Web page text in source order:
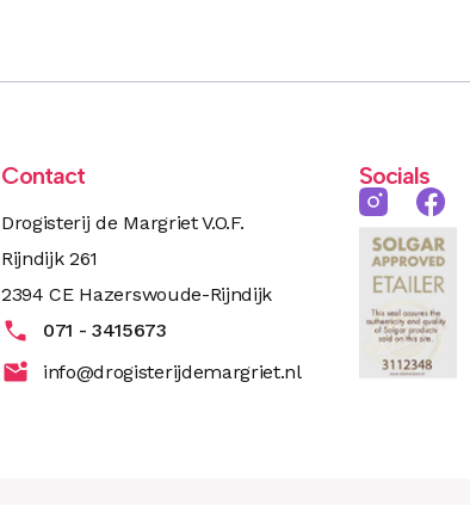
Contact
Drogisterij de Margriet V.O.F.
Rijndijk 261
2394 CE Hazerswoude-Rijndijk
071 - 3415673
info@drogisterijdemargriet.nl
Socials